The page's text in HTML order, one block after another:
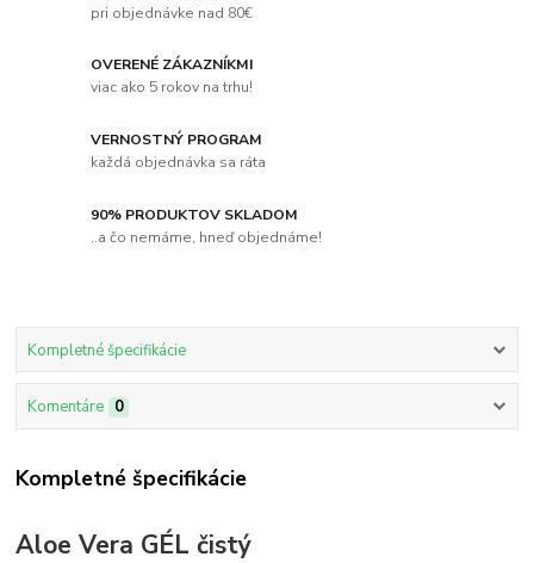
pri objednávke nad 80€
OVERENÉ ZÁKAZNÍKMI
viac ako 5 rokov na trhu!
VERNOSTNÝ PROGRAM
každá objednávka sa ráta
90% PRODUKTOV SKLADOM
..a čo nemáme, hneď objednáme!
Kompletné špecifikácie
Komentáre 0
Kompletné špecifikácie
Aloe Vera GÉL čistý